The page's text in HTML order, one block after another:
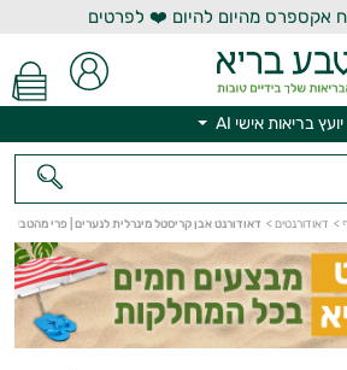
אקספרס מהיום להיום ❤️ לפרטים
יועץ בריאות אישי AI
> דאודורנטים > דאודורנט אבן קריסטל מינרלית לנערים | פרי מהטבע